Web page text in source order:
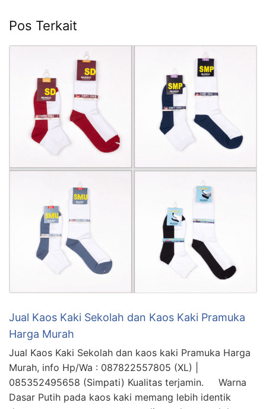
Pos Terkait
Jual Kaos Kaki Sekolah dan Kaos Kaki Pramuka
Harga Murah
Jual Kaos Kaki Sekolah dan kaos kaki Pramuka Harga
Murah, info Hp/Wa : 087822557805 (XL) |
085352495658 (Simpati) Kualitas terjamin. Warna
Dasar Putih pada kaos kaki memang lebih identik